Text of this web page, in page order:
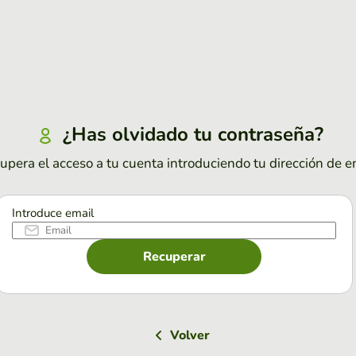
¿Has olvidado tu contraseña?
el acceso a tu cuenta introduciendo tu dirección de
Introduce email
Recuperar
Volver